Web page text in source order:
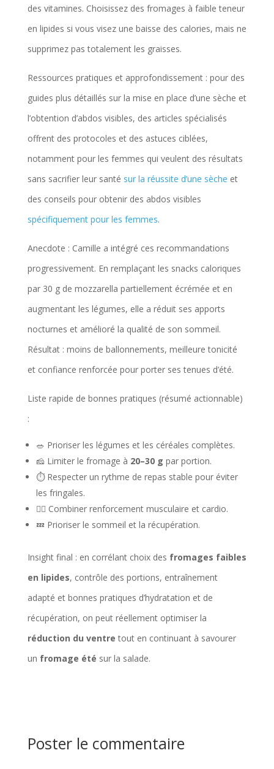
des vitamines. Choisissez des fromages à faible teneur
en lipides si vous visez une baisse des calories, mais ne
supprimez pas totalement les graisses.
Ressources pratiques et approfondissement : pour des
guides plus détaillés sur la mise en place d’une sèche et
l’obtention d’abdos visibles, des articles spécialisés
offrent des protocoles et des astuces ciblées,
notamment pour les femmes qui veulent des résultats
sans sacrifier leur santé sur la réussite d’une sèche et
des conseils pour obtenir des abdos visibles
spécifiquement pour les femmes.
Anecdote : Camille a intégré ces recommandations
progressivement. En remplaçant les snacks caloriques
par 30 g de mozzarella partiellement écrémée et en
augmentant les légumes, elle a réduit ses apports
nocturnes et amélioré la qualité de son sommeil.
Résultat : moins de ballonnements, meilleure tonicité
et confiance renforcée pour porter ses tenues d’été.
Liste rapide de bonnes pratiques (résumé actionnable)
:
🥗 Prioriser les légumes et les céréales complètes.
🧀 Limiter le fromage à 20–30 g par portion.
⏱️ Respecter un rythme de repas stable pour éviter
les fringales.
🏋️‍♀️ Combiner renforcement musculaire et cardio.
💤 Prioriser le sommeil et la récupération.
Insight final : en corrélant choix des fromages faibles
en lipides, contrôle des portions, entraînement
adapté et bonnes pratiques d’hydratation et de
récupération, on peut réellement optimiser la
réduction du ventre tout en continuant à savourer
un fromage été sur la salade.
Poster le commentaire